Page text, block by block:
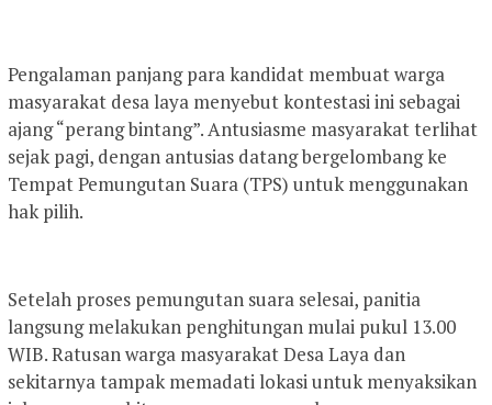
Pengalaman panjang para kandidat membuat warga
masyarakat desa laya menyebut kontestasi ini sebagai
ajang “perang bintang”. Antusiasme masyarakat terlihat
sejak pagi, dengan antusias datang bergelombang ke
Tempat Pemungutan Suara (TPS) untuk menggunakan
hak pilih.
Setelah proses pemungutan suara selesai, panitia
langsung melakukan penghitungan mulai pukul 13.00
WIB. Ratusan warga masyarakat Desa Laya dan
sekitarnya tampak memadati lokasi untuk menyaksikan